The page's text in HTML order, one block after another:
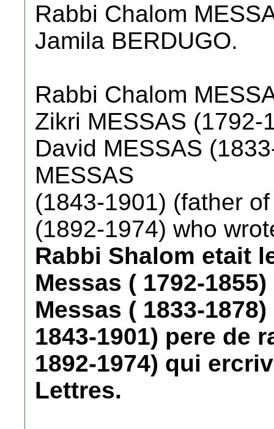
Rabbi Chalom
Jamila BERDUGO.
Rabbi Chalom
Zikri MESSAS
David MESSAS
MESSAS
(1843-1901) (father
(1892-1974) who
Rabbi Shalom etait
Messas ( 1792-
Messas ( 1833-
1843-1901) pere de
1892-1974) qui
Lettres.